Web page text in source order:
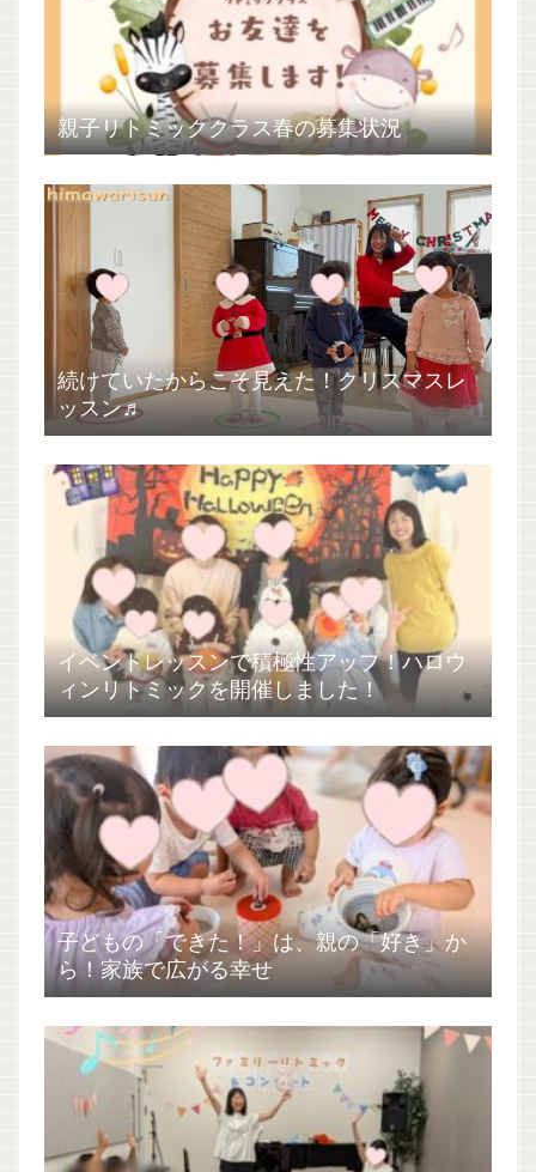
親子リトミッククラス春の募集状況
続けていたからこそ見えた！クリスマスレ
ッスン♬
イベントレッスンで積極性アップ！ハロウ
ィンリトミックを開催しました！
子どもの「できた！」は、親の「好き」か
ら！家族で広がる幸せ